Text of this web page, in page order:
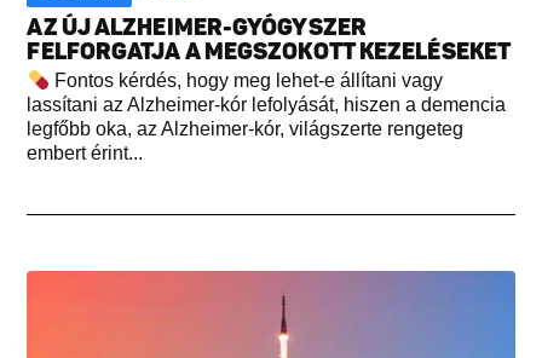
AZ ÚJ ALZHEIMER-GYÓGYSZER
FELFORGATJA A MEGSZOKOTT KEZELÉSEKET
Fontos kérdés, hogy meg lehet-e állítani vagy
lassítani az Alzheimer-kór lefolyását, hiszen a demencia
legfőbb oka, az Alzheimer-kór, világszerte rengeteg
embert érint...